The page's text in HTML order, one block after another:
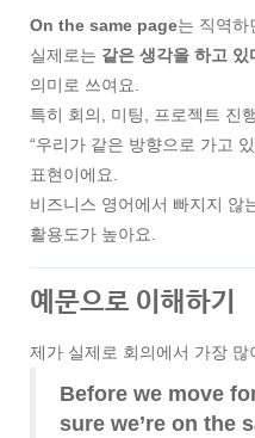
On the same page는 직역하
실제로는 같은 생각을 하고 있
의미로 쓰여요.
특히 회의, 미팅, 프로젝트 진
“우리가 같은 방향으로 가고
표현이에요.
비즈니스 영어에서 빠지지 않
활용도가 높아요.
예문으로 이해하기
제가 실제로 회의에서 가장
Before we move
sure we’re on the